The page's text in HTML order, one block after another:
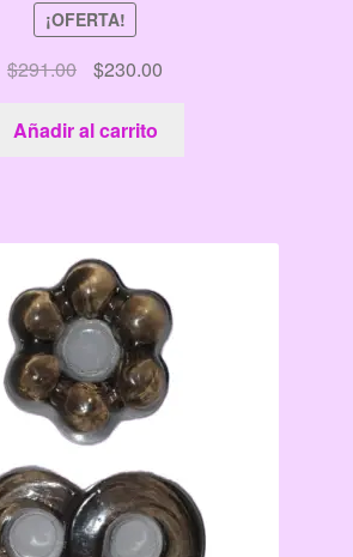
¡OFERTA!
$291.00
El
precio
original
era:
$230.00El
precio
es:
Añadir al carrito